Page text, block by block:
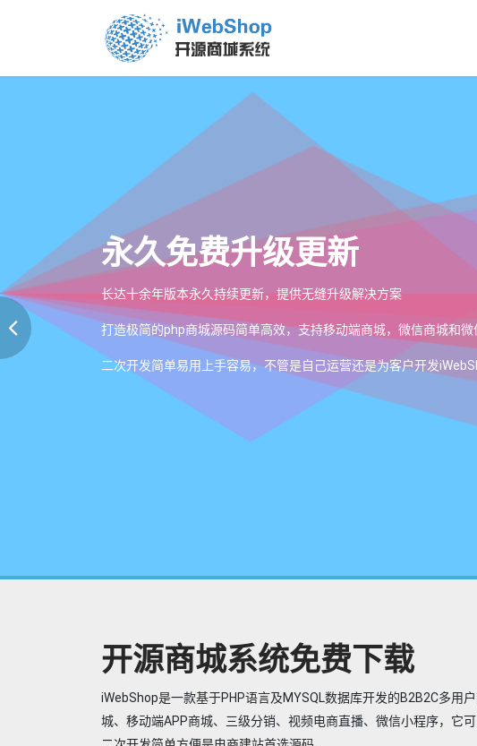
永久免费升级更新
长达十余年版本永久持续更新，提供无缝升级解决方案
打造极简的php商城源码简单高效，支持移动端商城，微信商城和微
二次开发简单易用上手容易，不管是自己运营还是为客户开发
开源商城系统免费下载
iWebShop是一款基于PHP语言及MYSQL数据库开发的B2B2C多用
城、移动端APP商城、三级分销、视频电商直播、微信小程序，它